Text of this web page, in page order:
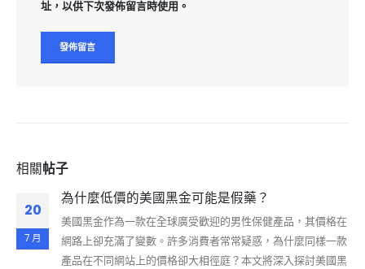
址，以供下次發佈留言時使用。
相關帖子
20
7 月
為什麼低價的美國黑金可能是假藥？
美國黑金作為一款在全球廣受歡迎的男性保健產品，其價格在
網路上卻充滿了變數。許多消費者常常疑惑，為什麼同樣一款
產品在不同網站上的價格卻大相徑庭？本文將深入探討美國黑